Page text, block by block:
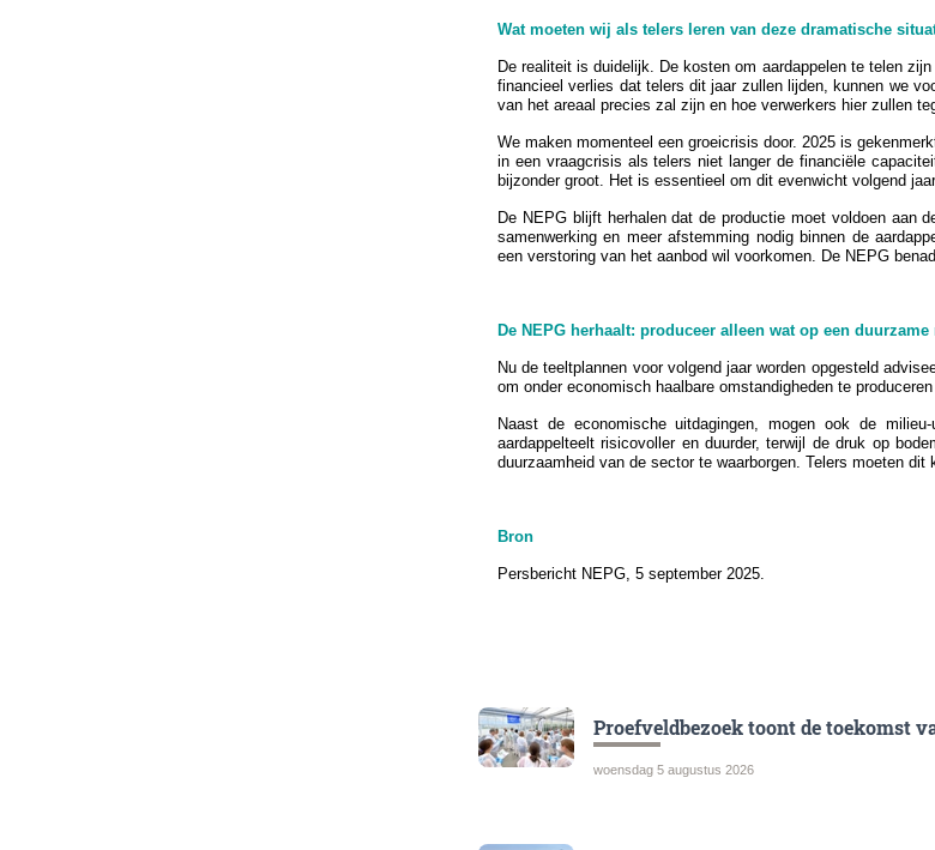
Wat moeten wij als telers leren van deze dramatische
De realiteit is duidelijk. De kosten om aardappelen te telen
financieel verlies dat telers dit jaar zullen lijden, kunnen we
van het areaal precies zal zijn en hoe verwerkers hier zullen
We maken momenteel een groeicrisis door. 2025 is
in een vraagcrisis als telers niet langer de financiële
bijzonder groot. Het is essentieel om dit evenwicht volgend
De NEPG blijft herhalen dat de productie moet voldoen aan
samenwerking en meer afstemming nodig binnen de
een verstoring van het aanbod wil voorkomen. De NEPG
De NEPG herhaalt: produceer alleen wat op een
Nu de teeltplannen voor volgend jaar worden opgesteld
om onder economisch haalbare omstandigheden te
Naast de economische uitdagingen, mogen ook de
aardappelteelt risicovoller en duurder, terwijl de druk op
duurzaamheid van de sector te waarborgen. Telers moeten
Bron
Persbericht NEPG, 5 september 2025.
Proefveldbezoek toont de toekomst
woensdag 5 augustus 2026